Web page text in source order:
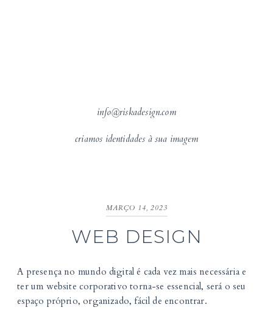
info@riskadesign.com
criamos identidades à sua imagem
MARÇO 14, 2023
WEB DESIGN
A presença no mundo digital é cada vez mais necessária e
ter um website corporativo torna-se essencial, será o seu
espaço próprio, organizado, fácil de encontrar.